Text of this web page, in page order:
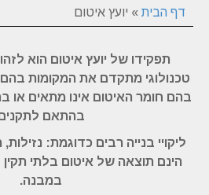
דף הבית » יועץ איטום
תפקידו של יועץ איטום הוא
טכנולוגי מתקדם את המקומות בהם
בהם חומר האיטום אינו מתאים או
בהתאם
ליקויי בנייה רבים כדוגמת:
הינם תוצאה של איטום בלתי
במבנה.